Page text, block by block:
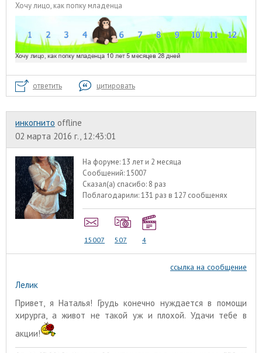
Хочу лицо, как попку младенца
ответить цитировать
инкогнито offline
02 марта 2016 г., 12:43:01
На форуме:13 лет и 2 месяца
Сообщений:15007
Сказал(а) спасибо: 8 раз
Поблагодарили:131 раз в 127 сообщенях
15007 507 4
ссылка на сообщение
Лелик
Привет, я Наталья! Грудь конечно нуждается в помощи
хирурга, а живот не такой уж и плохой. Удачи тебе в
акции!